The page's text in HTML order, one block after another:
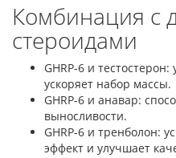
Комбинация с
стероидами
GHRP-6 и
ускоряет набор массы.
GHRP-6 и анавар:
выносливости.
GHRP-6 и тренболон:
эффект и улучшает